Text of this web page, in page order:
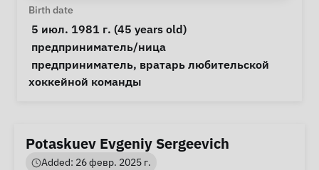
Personal Information
Birth date
5 июл. 1981 г. (45 years old)
Special circumstances
предприниматель/ница
Notes
хоккейной команды
Potaskuev Evgeniy Sergeevich
Added: 26 февр. 2025 г.